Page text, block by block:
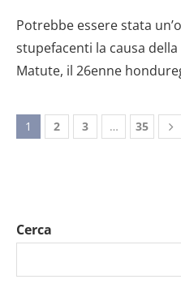
Potrebbe essere stata
stupefacenti la causa
Matute, il 26enne
1 2 3 … 35
Cerca